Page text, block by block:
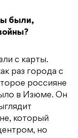
были,
с карты.
раз города с
россияне
в Изюме. Он
который
но